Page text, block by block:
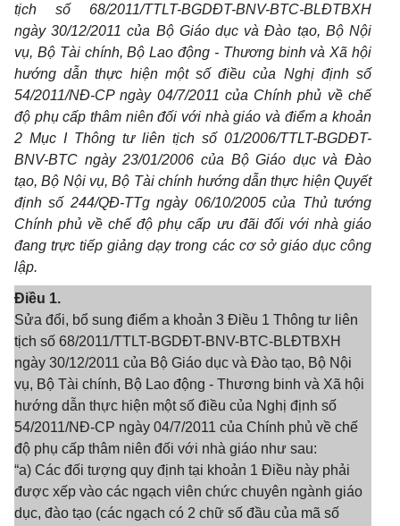
tịch số 68/2011/TTLT-BGDĐT-BNV-BTC-BLĐTBXH
ngày 30/12/2011 của Bộ Giáo dục và Đào tạo, Bộ Nội
vụ, Bộ Tài chính, Bộ Lao động - Thương binh và Xã hội
hướng dẫn thực hiện một số điều của Nghị định số
54/2011/NĐ-CP ngày 04/7/2011 của Chính phủ về chế
độ phụ cấp thâm niên đối với nhà giáo và điểm a khoản
2 Mục I Thông tư liên tịch số 01/2006/TTLT-BGDĐT-
BNV-BTC ngày 23/01/2006 của Bộ Giáo dục và Đào
tạo, Bộ Nội vụ, Bộ Tài chính hướng dẫn thực hiện Quyết
định số 244/QĐ-TTg ngày 06/10/2005 của Thủ tướng
Chính phủ về chế độ phụ cấp ưu đãi đối với nhà giáo
đang trực tiếp giảng dạy trong các cơ sở giáo dục công
lập.
Điều 1.
Sửa đổi, bổ sung điểm a khoản 3 Điều 1 Thông tư liên
tịch số 68/2011/TTLT-BGDĐT-BNV-BTC-BLĐTBXH
ngày 30/12/2011 của Bộ Giáo dục và Đào tạo, Bộ Nội
vụ, Bộ Tài chính, Bộ Lao động - Thương binh và Xã hội
hướng dẫn thực hiện một số điều của Nghị định số
54/2011/NĐ-CP ngày 04/7/2011 của Chính phủ về chế
độ phụ cấp thâm niên đối với nhà giáo như sau:
“a) Các đối tượng quy định tại khoản 1 Điều này phải
được xếp vào các ngạch viên chức chuyên ngành giáo
dục, đào tạo (các ngạch có 2 chữ số đầu của mã số